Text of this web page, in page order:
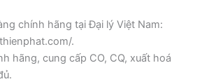
chính hãng tại Đại lý Việt Nam:
.
hãng, cung cấp CO, CQ, xuất hoá